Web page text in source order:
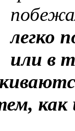
легко
или в